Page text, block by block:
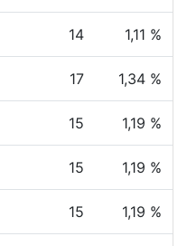
14 1,11 %
17 1,34 %
15 1,19 %
15 1,19 %
15 1,19 %